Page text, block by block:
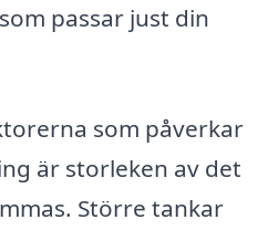
passar just din
som påverkar
är storleken av det
Större tankar